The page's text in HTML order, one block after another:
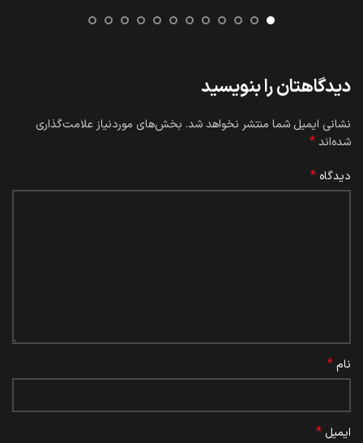
دیدگاهتان را بنویسید
نشانی ایمیل شما منتشر نخواهد شد. بخش‌های موردنیاز علامت‌گذاری
شده‌اند*
دیدگاه *
نام*
ایمیل *